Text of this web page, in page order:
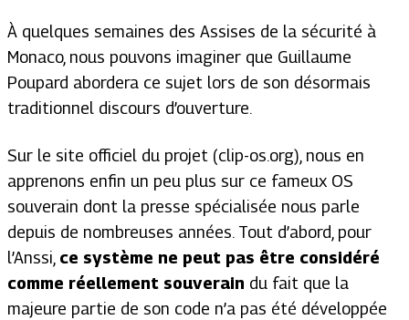
À quelques semaines des Assises de la sécurité à
Monaco, nous pouvons imaginer que Guillaume
Poupard abordera ce sujet lors de son désormais
traditionnel discours d’ouverture.
Sur le site officiel du projet (clip-os.org) , nous en
apprenons enfin un peu plus sur ce fameux OS
souverain dont la presse spécialisée nous parle
depuis de nombreuses années. Tout d’abord, pour
l’Anssi, ce système ne peut pas être considéré
comme réellement souverain du fait que la
majeure partie de son code n’a pas été développée